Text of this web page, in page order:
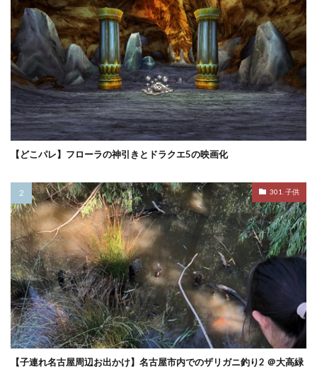
【どこパレ】フローラの神引きとドラクエ5の映画化
301. 子供
【子連れ名古屋周辺お出かけ】名古屋市内でのザリガニ釣り2 ＠大高緑